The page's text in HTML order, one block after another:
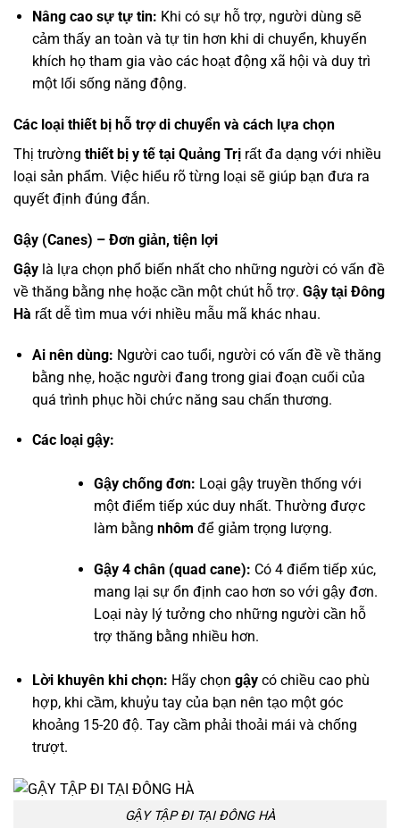
Nâng cao sự tự tin: Khi có sự hỗ trợ, người dùng sẽ
cảm thấy an toàn và tự tin hơn khi di chuyển, khuyến
khích họ tham gia vào các hoạt động xã hội và duy trì
một lối sống năng động.
Các loại thiết bị hỗ trợ di chuyển và cách lựa chọn
Thị trường thiết bị y tế tại Quảng Trị rất đa dạng với nhiều
loại sản phẩm. Việc hiểu rõ từng loại sẽ giúp bạn đưa ra
quyết định đúng đắn.
Gậy (Canes) – Đơn giản, tiện lợi
Gậy là lựa chọn phổ biến nhất cho những người có vấn đề
về thăng bằng nhẹ hoặc cần một chút hỗ trợ. Gậy tại Đông
Hà rất dễ tìm mua với nhiều mẫu mã khác nhau.
Ai nên dùng: Người cao tuổi, người có vấn đề về thăng
bằng nhẹ, hoặc người đang trong giai đoạn cuối của
quá trình phục hồi chức năng sau chấn thương.
Các loại gậy:
Gậy chống đơn: Loại gậy truyền thống với
một điểm tiếp xúc duy nhất. Thường được
làm bằng nhôm để giảm trọng lượng.
Gậy 4 chân (quad cane): Có 4 điểm tiếp xúc,
mang lại sự ổn định cao hơn so với gậy đơn.
Loại này lý tưởng cho những người cần hỗ
trợ thăng bằng nhiều hơn.
Lời khuyên khi chọn: Hãy chọn gậycó chiều cao phù
hợp, khi cầm, khuỷu tay của bạn nên tạo một góc
khoảng 15-20 độ. Tay cầm phải thoải mái và chống
trượt.
GẬY TẬP ĐI TẠI ĐÔNG HÀ